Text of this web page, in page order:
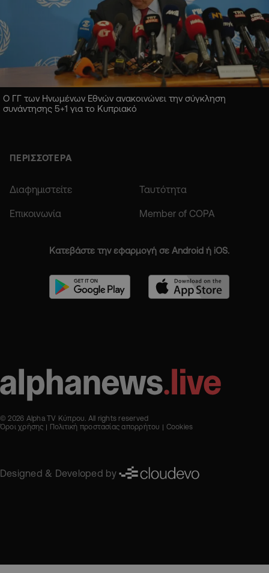
Ο ΓΓ των Ηνωμένων Εθνών ανακοινώνει την σύγκληση
συνάντησης 5+1 για το Κυπριακό
ΠΕΡΙΣΣΟΤΕΡΑ
Διαφημιστείτε Ταυτότητα
Επικοινωνία Member of COPA
Κατεβάστε την εφαρμογή σε Android ή iOS.
© 2026 Alpha TV Κύπρου. All rights reserved
Όροι χρήσης
Πολιτική προστασίας απορρήτου Cookies
Designed & Developed by